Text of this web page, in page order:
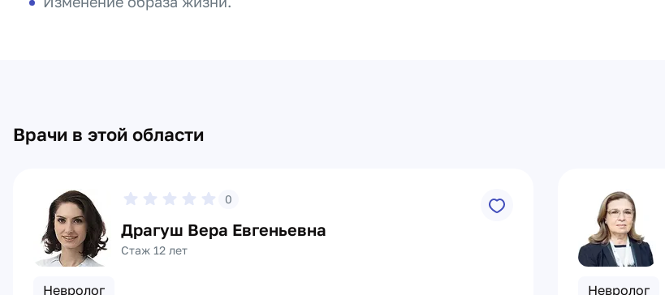
Врачи в этой области
0
Драгуш Вера Евгеньевна
Стаж 12 лет
Невролог Невролог